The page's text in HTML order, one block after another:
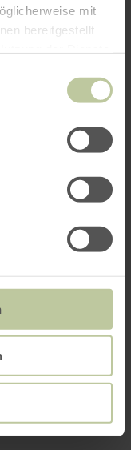
mit
bereitgestellt